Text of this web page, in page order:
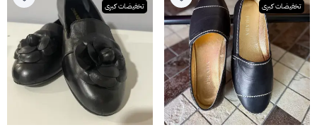
تخفيضات كبرى تخفيضات كبرى